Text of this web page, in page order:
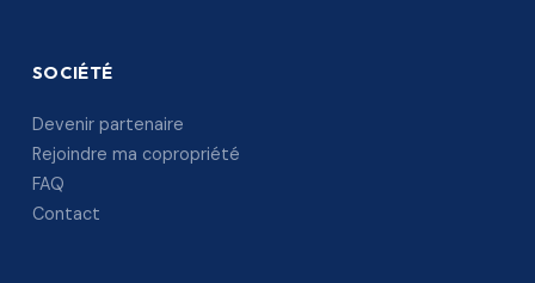
SOCIÉTÉ
Devenir partenaire
Rejoindre ma copropriété
FAQ
Contact